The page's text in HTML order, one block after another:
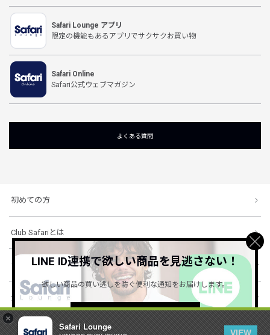
×
Safari Lounge
VIEW
Safari Lounge アプリ
限定の機能もあるアプリでサクサクお買い物
Safari Online
Safari公式ウェブマガジン
よくある質問
初めての方
Club Safariとは
ショッピングガイド
会社概要・規約
LINE ID連携で欲しい商品を見逃さない！
欲しい商品の買い逃しを防ぐ便利な通知をお届けします。
詳しくはこちら ＞